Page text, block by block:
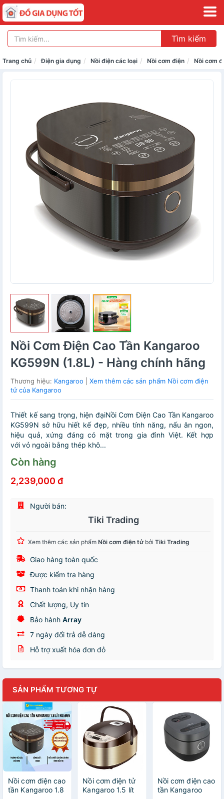
Tìm kiếm
Trang chủ Điện gia dụng Nồi điện các loại Nồi cơm điện Nồi cơm
Nồi Cơm Điện Cao Tần Kangaroo
KG599N (1.8L) - Hàng chính hãng
Thương hiệu: Kangaroo
Xem thêm các sản phẩm Nồi cơm điện
tử của Kangaroo
Thiết kế sang trọng, hiện đạiNồi Cơm Điện Cao Tần Kangaroo
KG599N sở hữu hiết kế đẹp, nhiều tính năng, nấu ăn ngon,
hiệu quả, xứng đáng có mặt trong gia đình Việt. Kết hợp
với vỏ ngoài bằng thép khô...
Còn hàng
2,239,000 đ
Người bán:
Tiki Trading
Xem thêm các sản phẩm Nồi cơm điện tửbởi Tiki Trading
Giao hàng toàn quốc
Được kiểm tra hàng
Thanh toán khi nhận hàng
Chất lượng, Uy tín
Bảo hành Array
7 ngày đổi trả dễ dàng
Hỗ trợ xuất hóa đơn đỏ
SẢN PHẨM TƯƠNG TỰ
Nồi cơm điện cao
tần Kangaroo 1.8
Nồi cơm điện tử
Kangaroo 1.5 lít
Nồi cơm điện cao
tần Kangaroo